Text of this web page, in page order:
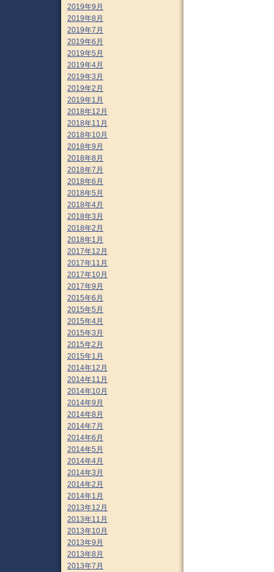
2019年9月
2019年8月
2019年7月
2019年6月
2019年5月
2019年4月
2019年3月
2019年2月
2019年1月
2018年12月
2018年11月
2018年10月
2018年9月
2018年8月
2018年7月
2018年6月
2018年5月
2018年4月
2018年3月
2018年2月
2018年1月
2017年12月
2017年11月
2017年10月
2017年9月
2015年6月
2015年5月
2015年4月
2015年3月
2015年2月
2015年1月
2014年12月
2014年11月
2014年10月
2014年9月
2014年8月
2014年7月
2014年6月
2014年5月
2014年4月
2014年3月
2014年2月
2014年1月
2013年12月
2013年11月
2013年10月
2013年9月
2013年8月
2013年7月